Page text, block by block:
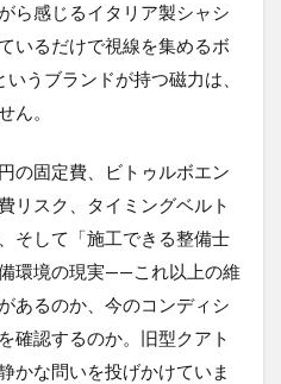
ら感じるイタリア製シャシ
いるだけで視線を集めるボ
うブランドが持つ磁力は、
ん。
の固定費、ビトゥルボエン
リスク、タイミングベルト
そして「施工できる整備士
環境の現実——これ以上の維
あるのか、今のコンディシ
確認するのか。旧型クアト
かな問いを投げかけていま